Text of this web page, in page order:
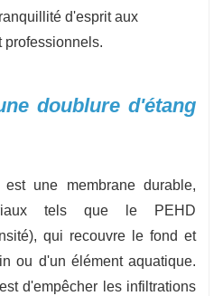
accessible sur
d'esprit aux
professionnels.
doublure d'étang
une membrane durable,
tels que le PEHD
qui recouvre le fond et
ou d'un élément aquatique.
d'empêcher les infiltrations